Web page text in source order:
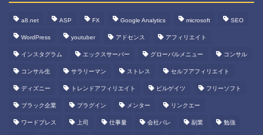
a8.net ASP FX Google Analytics microsoft SEO
WordPress youtuber アドセンス アフィリエイト
インスタグラム エックスサーバー グローバルメニュー コンサル
コンサル生 サラリーマン ストレス セルフアフィリエイト
ディズニー トレンドアフィリエイト ビルゲイツ フリーソフト
ブラック企業 プラグイン メンター リンクエー
ワードプレス 上司 仕事量 会社バレ 副業 勉強